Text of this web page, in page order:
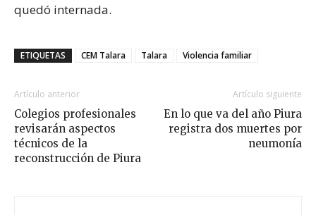
quedó internada.
ETIQUETAS CEM Talara Talara Violencia familiar
Artículo anterior
Colegios profesionales
revisarán aspectos
técnicos de la
reconstrucción de Piura
Artículo siguiente
En lo que va del año Piura
registra dos muertes por
neumonía